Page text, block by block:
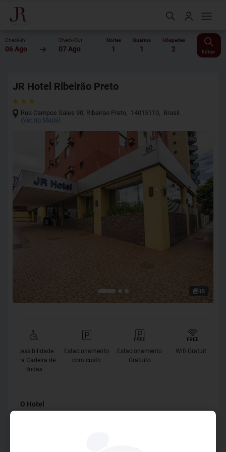
Check-In
06 Ago
Check-Out
07 Ago
Noites
1
Quartos
1
Hóspedes
2 Editar
JR Hotel Ribeirão Preto
Rua Campos Sales 90, Ribeirao Preto, 14015110, Brasil
(Ver no Mapa)
15
Acessibilidade
para Cadeira de
Rodas
Estacionamento
com custo
Estacionamento
Gratuito
Wifi Gratuito
O Hotel